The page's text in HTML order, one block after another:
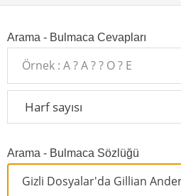
Arama - Bulmaca Cevapları
Arama - Bulmaca Sözlüğü